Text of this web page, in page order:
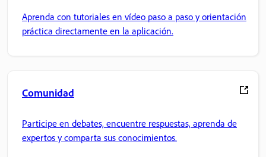
Aprenda con tutoriales en vídeo paso a paso y orientación
práctica directamente en la aplicación.
Comunidad
Participe en debates, encuentre respuestas, aprenda de
expertos y comparta sus conocimientos.